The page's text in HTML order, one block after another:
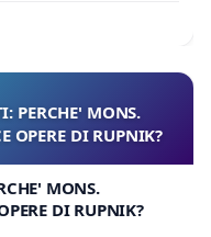
PERCHE' MONS.
OPERE DI RUPNIK?
MONS.
DI RUPNIK?